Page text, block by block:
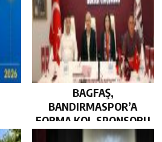
BAGFAŞ,
BANDIRMASPOR’A
FORMA KOL SPONSORU
OLARAK KUCAK AÇTI…